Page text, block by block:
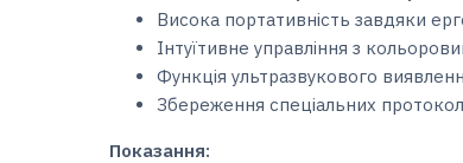
Висока портативність завдяки
Інтуїтивне управління з
Функція ультразвукового
Збереження спеціальних
Показання: